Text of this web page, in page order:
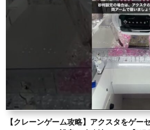
【クレーンゲーム攻略】アクスタをゲー